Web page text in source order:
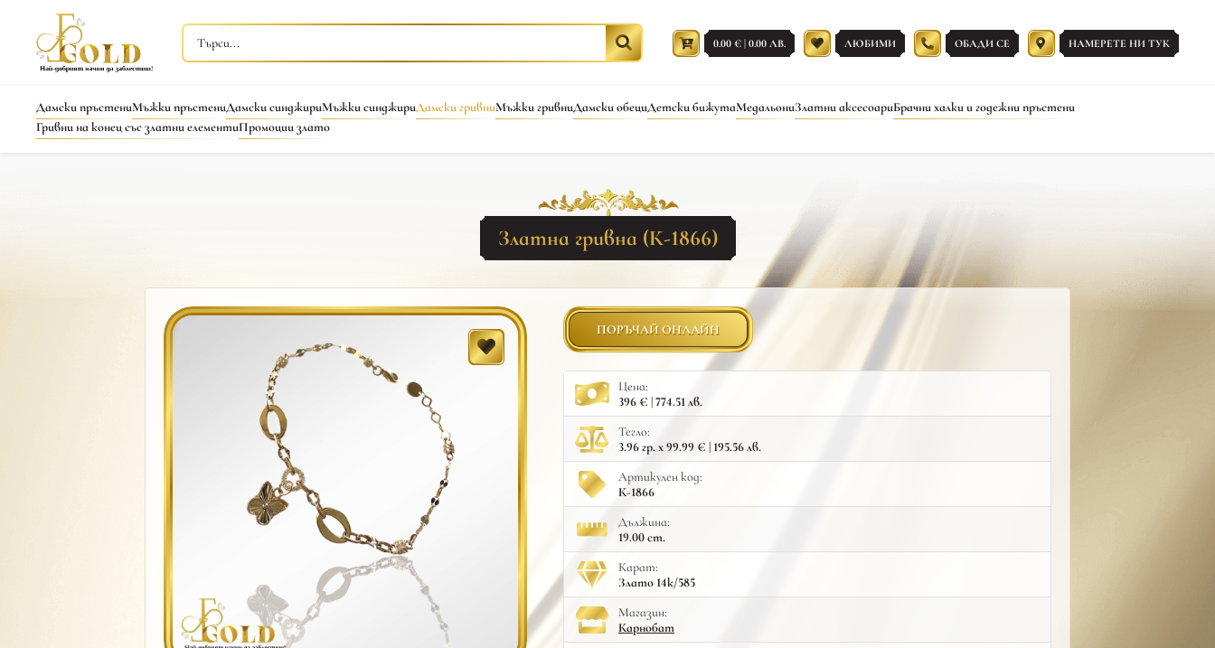
0.00 € | 0.00 ЛВ. ЛЮБИМИ ОБАДИ СЕ НАМЕРЕТЕ НИ ТУК
Дамски пръстениМъжки пръстениДамски синджириМъжки синджириДамски гривниМъжки гривниДамски обециДетски бижутаМедальониЗлатни аксесоариБрачни халки и годежни пръстени
Гривни на конец със златни елементиПромоции злато
Златна гривна (К-1866)
ПОРЪЧАЙ ОНЛАЙН
Цена:
396 € | 774.51 лв.
Тегло:
3.96 гр. x 99.99 € | 195.56 лв.
Артикулен код:
К-1866
Дължина:
19.00 cm.
Карат:
Злато 14к/585
Mагазин:
Карнобат